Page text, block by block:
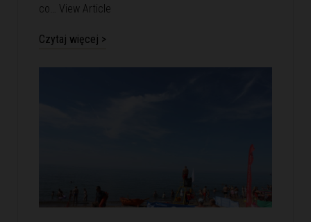
co… View Article
Czytaj więcej >